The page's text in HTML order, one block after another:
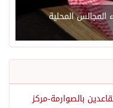
المجالس المحلية
بالصوارمة-مركز